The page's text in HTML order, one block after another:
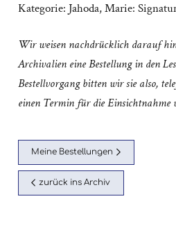
Kategorie: Jahoda, Marie:
Wir weisen nachdrücklich darauf
Archivalien eine Bestellung in den
Bestellvorgang bitten wir sie also,
einen Termin für die Einsichtnahme
Meine Bestellungen
zurück ins Archiv